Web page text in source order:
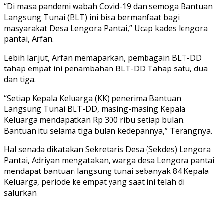
“Di masa pandemi wabah Covid-19 dan semoga Bantuan
Langsung Tunai (BLT) ini bisa bermanfaat bagi
masyarakat Desa Lengora Pantai,” Ucap kades lengora
pantai, Arfan.
Lebih lanjut, Arfan memaparkan, pembagain BLT-DD
tahap empat ini penambahan BLT-DD Tahap satu, dua
dan tiga.
“Setiap Kepala Keluarga (KK) penerima Bantuan
Langsung Tunai BLT-DD, masing-masing Kepala
Keluarga mendapatkan Rp 300 ribu setiap bulan.
Bantuan itu selama tiga bulan kedepannya,” Terangnya.
Hal senada dikatakan Sekretaris Desa (Sekdes) Lengora
Pantai, Adriyan mengatakan, warga desa Lengora pantai
mendapat bantuan langsung tunai sebanyak 84 Kepala
Keluarga, periode ke empat yang saat ini telah di
salurkan.